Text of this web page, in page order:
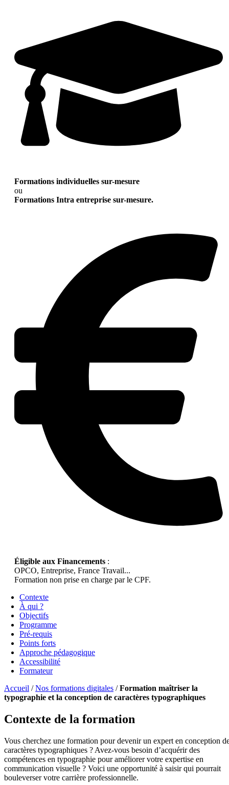
Formations individuelles sur-mesure
ou
Formations Intra entreprise sur-mesure.
Éligible aux Financements :
OPCO, Entreprise, France Travail...
Formation non prise en charge par le CPF.
Contexte
À qui ?
Objectifs
Programme
Pré-requis
Points forts
Approche pédagogique
Accessibilité
Formateur
Accueil /Nos formations digitales /Formation maîtriser la
typographie et la conception de caractères typographiques
Contexte de la formation
Vous cherchez une formation pour devenir un expert en conception
caractères typographiques ? Avez-vous besoin d’acquérir des
compétences en typographie pour améliorer votre expertise en
communication visuelle ? Voici une opportunité à saisir qui pourrait
bouleverser votre carrière professionnelle.